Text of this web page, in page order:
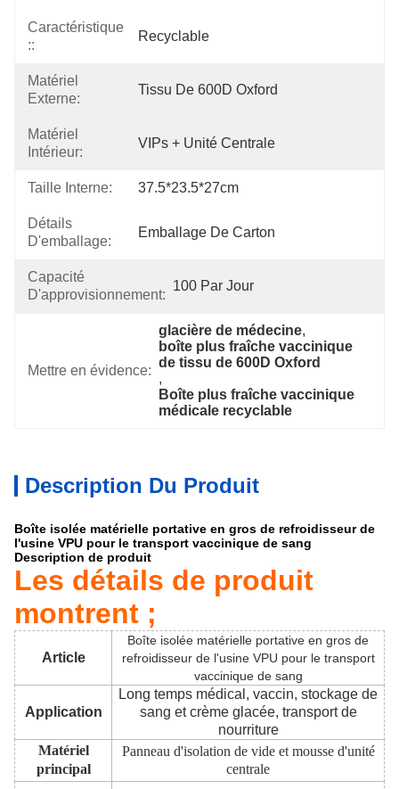
Caractéristique
::
Recyclable
Matériel
Externe:
Tissu De 600D Oxford
Matériel
Intérieur:
VIPs + Unité Centrale
Taille Interne: 37.5*23.5*27cm
Détails
D'emballage:
Emballage De Carton
Capacité
D'approvisionnement:
100 Par Jour
Mettre en évidence:
glacière de médecine,
boîte plus fraîche vaccinique
de tissu de 600D Oxford
,
Boîte plus fraîche vaccinique
médicale recyclable
Description Du Produit
Boîte isolée matérielle portative en gros de refroidisseur de
l'usine VPU pour le transport vaccinique de sang
Description de produit
Les détails de produit
montrent ;
Article
Boîte isolée matérielle portative en gros de
refroidisseur de l'usine VPU pour le transport
vaccinique de sang
Application
Long temps médical, vaccin, stockage de
sang et crème glacée, transport de
nourriture
Matériel
principal
Panneau d'isolation de vide et mousse d'unité
centrale